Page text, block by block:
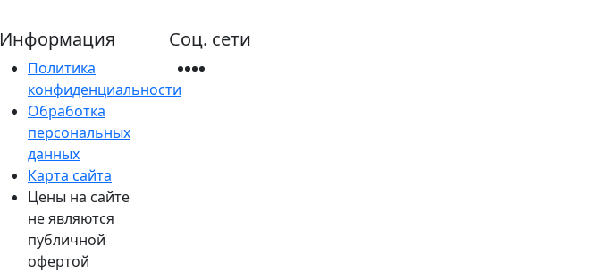
Информация
Политика
конфиденциальности
Обработка
персональных
данных
Карта сайта
Цены на сайте
не являются
публичной
офертой
Соц. сети